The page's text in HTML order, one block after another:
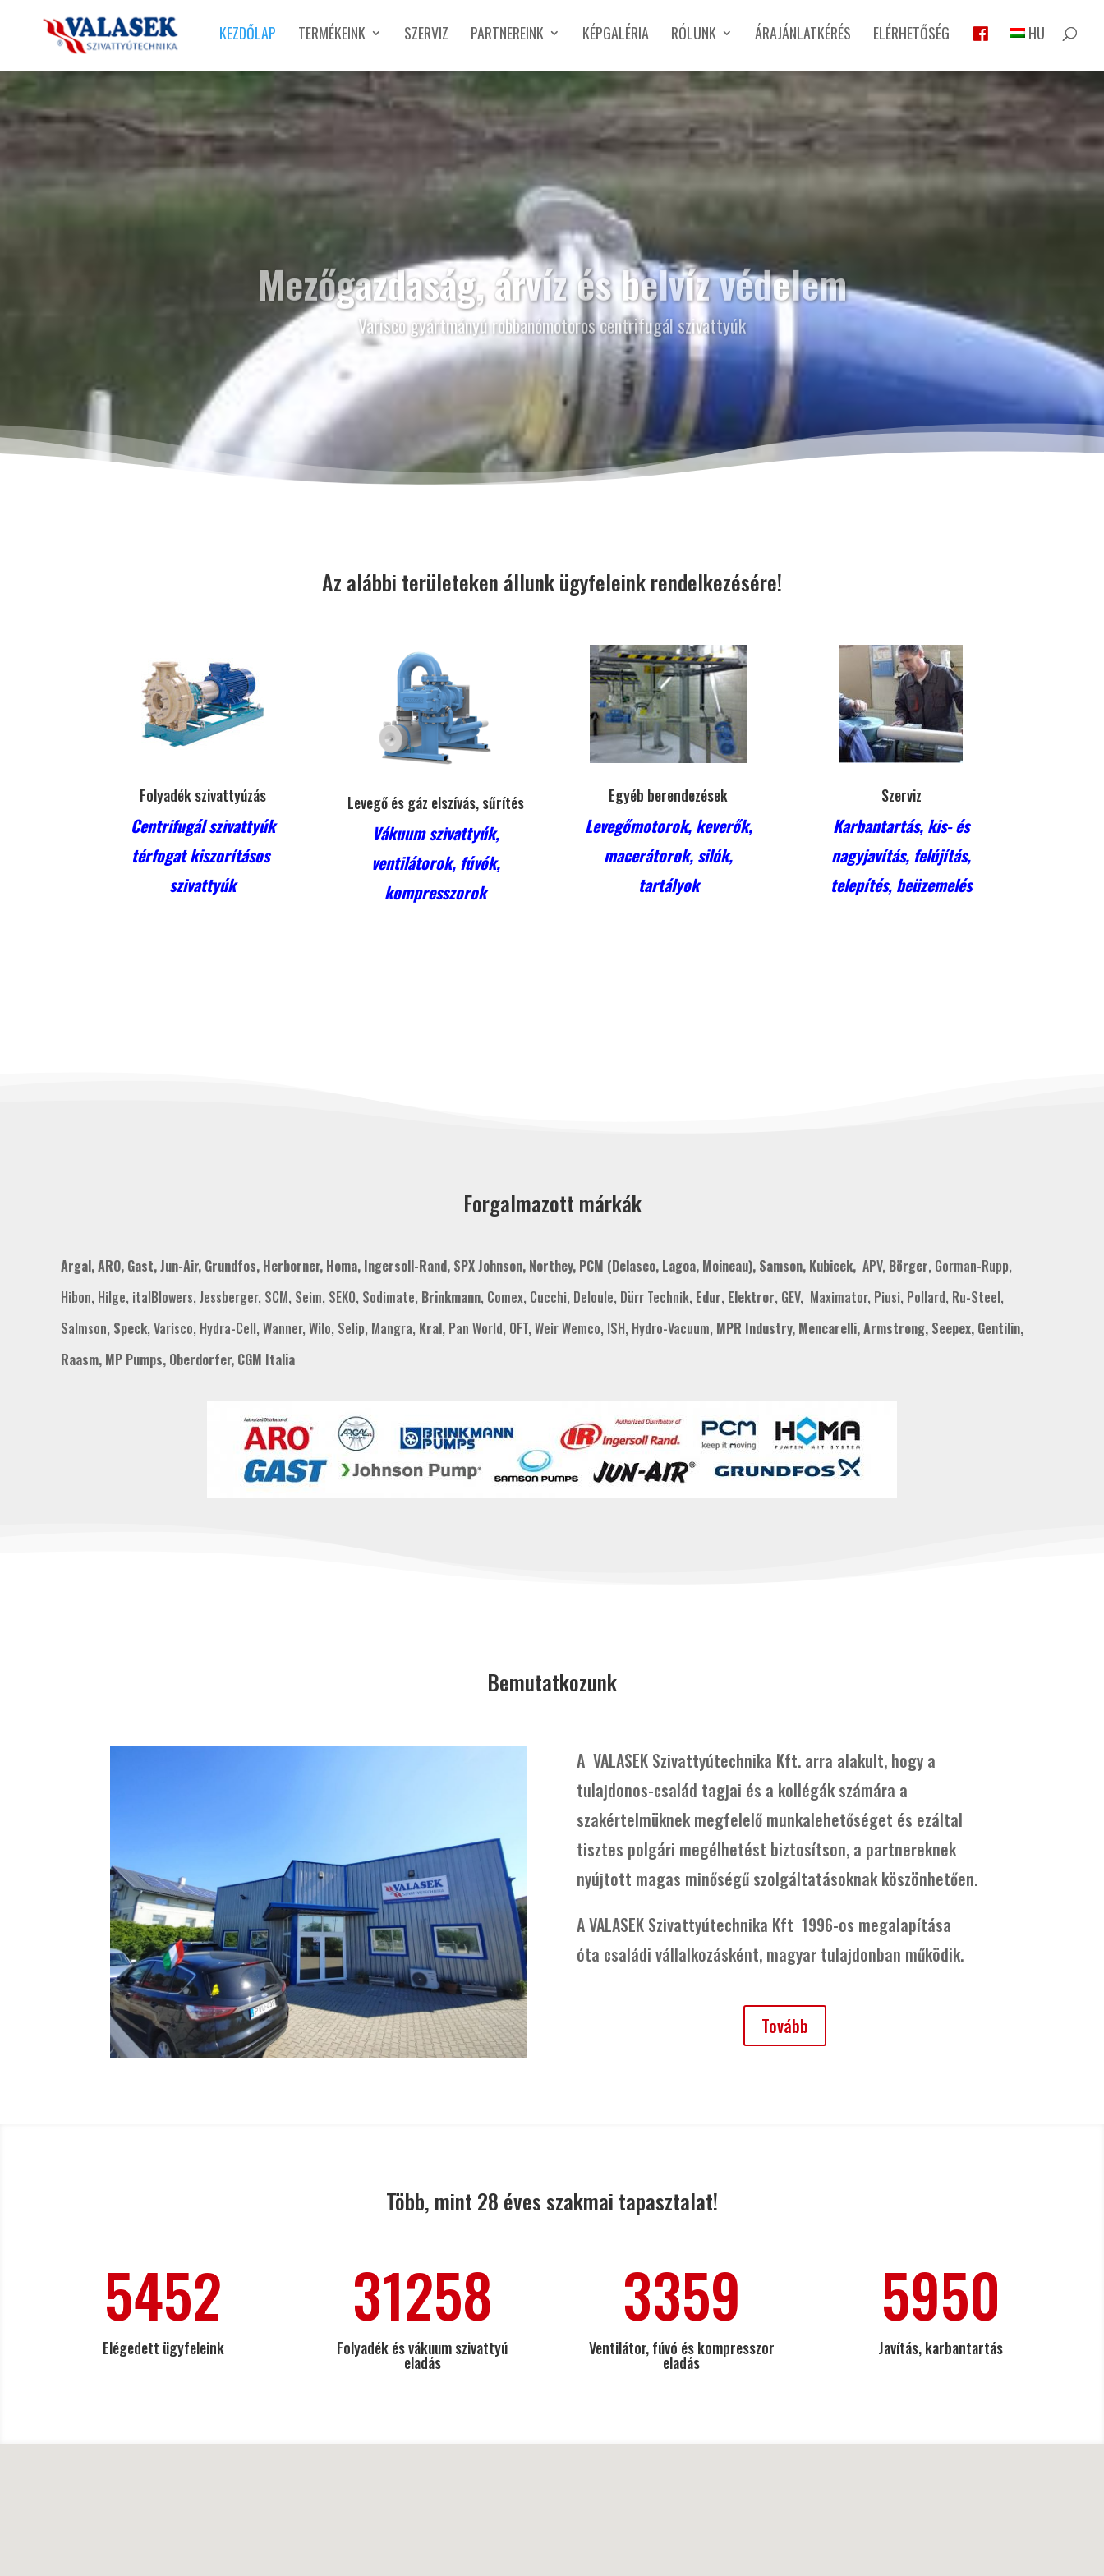
KEZDŐLAP TERMÉKEINK SZERVIZ PARTNEREINK KÉPGALÉRIA RÓLUNK ÁRAJÁNLATKÉRÉS ELÉRHETŐSÉG HU
Mezőgazdaság, árvíz és belvíz védelem
Varisco gyártmányú robbanómotoros centrifugál szivattyúk
Az alábbi területeken állunk ügyfeleink rendelkezésére!
Folyadék szivattyúzás
Centrifugál szivattyúk
térfogat kiszorításos
szivattyúk
Levegő és gáz elszívás, sűrítés
Vákuum szivattyúk,
ventilátorok, fúvók,
kompresszorok
Egyéb berendezések
Levegőmotorok, keverők,
macerátorok, silók,
tartályok
Szerviz
Karbantartás, kis- és
nagyjavítás, felújítás,
telepítés, beüzemelés
Forgalmazott márkák
Argal, ARO, Gast, Jun-Air, Grundfos, Herborner, Homa, Ingersoll-Rand, SPX Johnson, Northey, PCM (Delasco, Lagoa, Moineau), Samson, Kubicek,APV, Börger, Gorman-Rupp,
Hibon, Hilge, italBlowers, Jessberger, SCM, Seim, SEKO, Sodimate, Brinkmann, Comex, Cucchi, Deloule, Dürr Technik, Edur, Elektror, GEV, Maximator, Piusi, Pollard, Ru-Steel,
Salmson, Speck, Varisco, Hydra-Cell, Wanner, Wilo, Selip, Mangra, Kral, Pan World, OFT, Weir Wemco, ISH, Hydro-Vacuum, MPR Industry, Mencarelli, Armstrong, Seepex, Gentilin,
Raasm, MP Pumps, Oberdorfer, CGM Italia
Bemutatkozunk
A VALASEK Szivattyútechnika Kft. arra alakult, hogy a
tulajdonos-család tagjai és a kollégák számára a
szakértelmüknek megfelelő munkalehetőséget és ezáltal
tisztes polgári megélhetést biztosítson, a partnereknek
nyújtott magas minőségű szolgáltatásoknak köszönhetően.
A VALASEK Szivattyútechnika Kft 1996-os megalapítása
óta családi vállalkozásként, magyar tulajdonban működik.
Tovább
Több, mint 28 éves szakmai tapasztalat!
5452
Elégedett ügyfeleink
31258
Folyadék és vákuum szivattyú
eladás
3359
Ventilátor, fúvó és kompresszor
eladás
5950
Javítás, karbantartás